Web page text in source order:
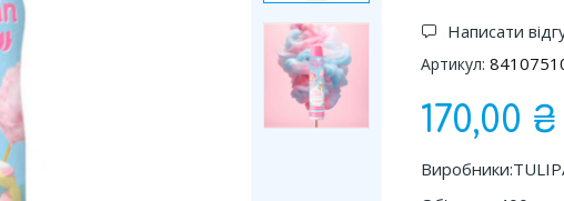
Написати
Артикул:
170,00 ₴